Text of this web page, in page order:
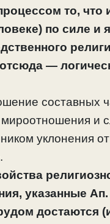
то, что
по силе и
—
составных
мироотношения и
уклонения
указанные
достаются